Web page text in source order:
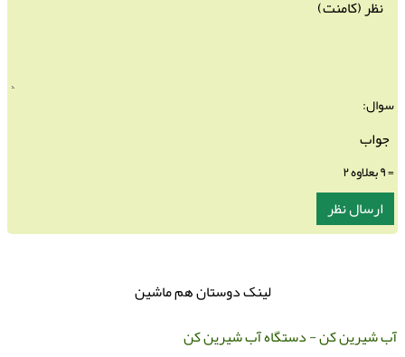
سوال:
لینک دوستان هم ماشین
شیرین کن - دستگاه آب شیرین کن